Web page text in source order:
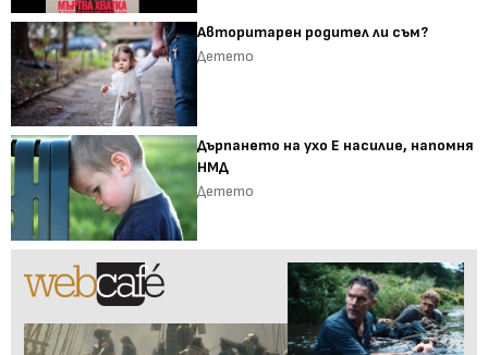
Авторитарен родител ли съм?
Детето
Дърпането на ухо Е насилие, напомня
НМД
Детето